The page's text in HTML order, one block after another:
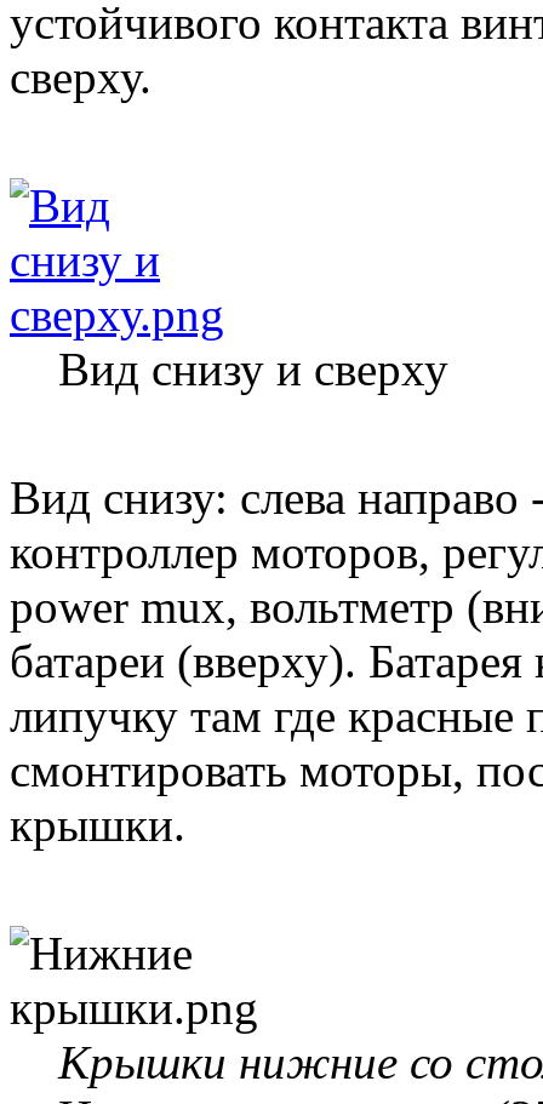
устойчивого контакта
сверху.
Вид снизу и сверху
Вид снизу: слева направо
контроллер моторов,
power mux, вольтметр
батареи (вверху).
липучку там где красные
смонтировать моторы,
крышки.
Крышки нижние со